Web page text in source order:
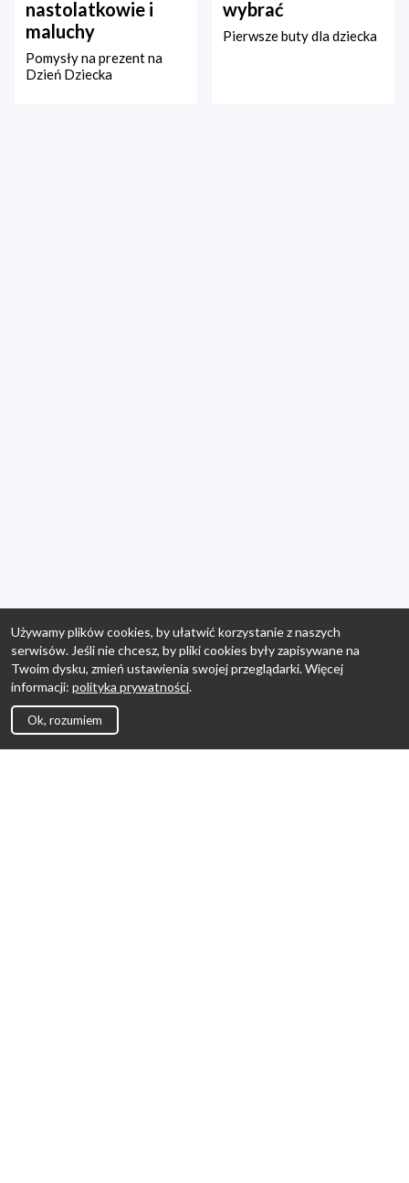
nastolatkowie i
maluchy
Pomysły na prezent na
Dzień Dziecka
wybrać
Pierwsze buty dla dziecka
Używamy plików cookies, by ułatwić korzystanie z naszych
serwisów. Jeśli nie chcesz, by pliki cookies były zapisywane na
Twoim dysku, zmień ustawienia swojej przeglądarki. Więcej
informacji: polityka prywatności.
Ok, rozumiem